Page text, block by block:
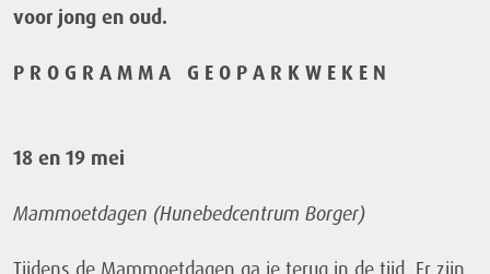
voor jong en oud.
P R O G R A M M A G E O P A R K W E K E N
18 en 19 mei
Mammoetdagen (Hunebedcentrum Borger)
Tijdens de Mammoetdagen ga je terug in de tijd. Er zijn